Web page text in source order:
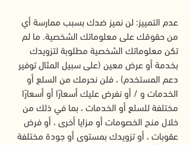
عدم التمييز: لن نميز ضدك بسبب ممارسة أي
من حقوقك على معلوماتك الشخصية. ما لم
تكن معلوماتك الشخصية مطلوبة لتزويدك
بخدمة أو عرض معين (على سبيل المثال توفير
دعم المستخدم) ، فلن نحرمك من السلع أو
الخدمات و / أو نفرض عليك أسعارًا أو أسعارًا
مختلفة للسلع أو الخدمات ، بما في ذلك من
خلال منح الخصومات أو مزايا أخرى ، أو فرض
عقوبات ، أو تزويدك بمستوى أو جودة مختلفة